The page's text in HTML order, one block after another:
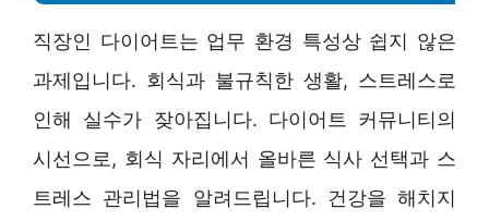
직장인 다이어트는 업무 환경 특성상 쉽지 않은
과제입니다. 회식과 불규칙한 생활, 스트레스로
인해 실수가 잦아집니다. 다이어트 커뮤니티의
시선으로, 회식 자리에서 올바른 식사 선택과 스
트레스 관리법을 알려드립니다. 건강을 해치지